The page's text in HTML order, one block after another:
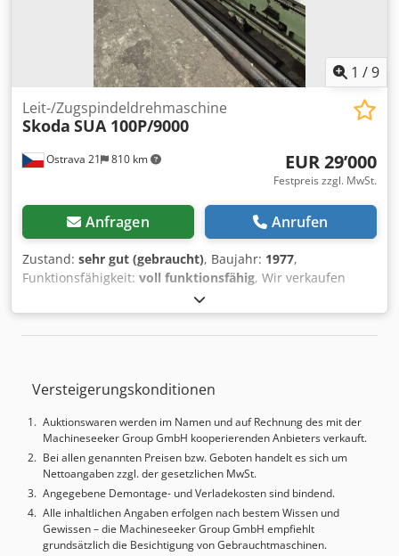
Aggerf - Kühlmittelzufuhr durch die Spindel -
Späneförderer
1 /9
Ostrava 21 810 km
Leit-/Zugspindeldrehmaschine
Skoda SUA 100P/9000
EUR 29’000
Festpreis zzgl. MwSt.
Anfragen Anrufen
Zustand: sehr gut (gebraucht), Baujahr: 1977,
Funktionsfähigkeit: voll funktionsfähig, Wir verkaufen
diese Drehmaschine, bereits demontiert und eingelagert.
Voll funktionsfähig, ein Video der Maschine kann per
WhatsApp zugeschickt werden. Umlaufdurchmesser über
Spindeldrehzahl: 1,8 – 355 1/min Leistung des
Ifwogsrf
Versteigerungskonditionen
Auktionswaren werden im Namen und auf Rechnung des mit der
Machineseeker Group GmbH kooperierenden Anbieters verkauft.
Bei allen genannten Preisen bzw. Geboten handelt es sich um
Nettoangaben zzgl. der gesetzlichen MwSt.
Angegebene Demontage- und Verladekosten sind bindend.
Alle inhaltlichen Angaben erfolgen nach bestem Wissen und
Gewissen – die Machineseeker Group GmbH empfiehlt
grundsätzlich die Besichtigung von Gebrauchtmaschinen.